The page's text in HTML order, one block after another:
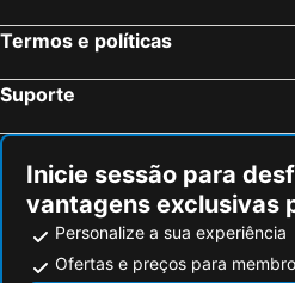
Termos e políticas
Suporte
Inicie sessão para
vantagens exclusivas
Personalize a sua experiência
Ofertas e preços para